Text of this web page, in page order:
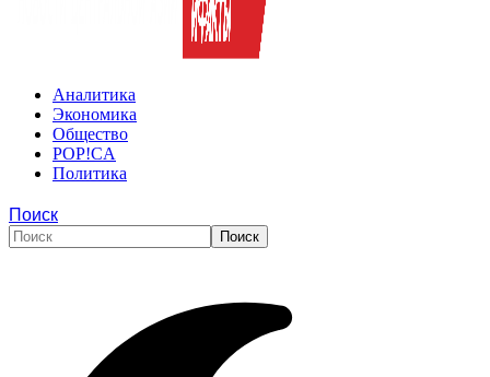
Аналитика
Экономика
Общество
POP!CA
Политика
Поиск